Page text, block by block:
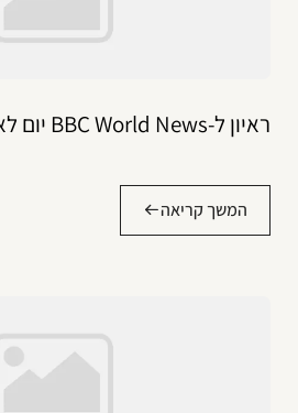
ראיון ל-BBC World News יום לאחר הבחירות
המשך קריאה